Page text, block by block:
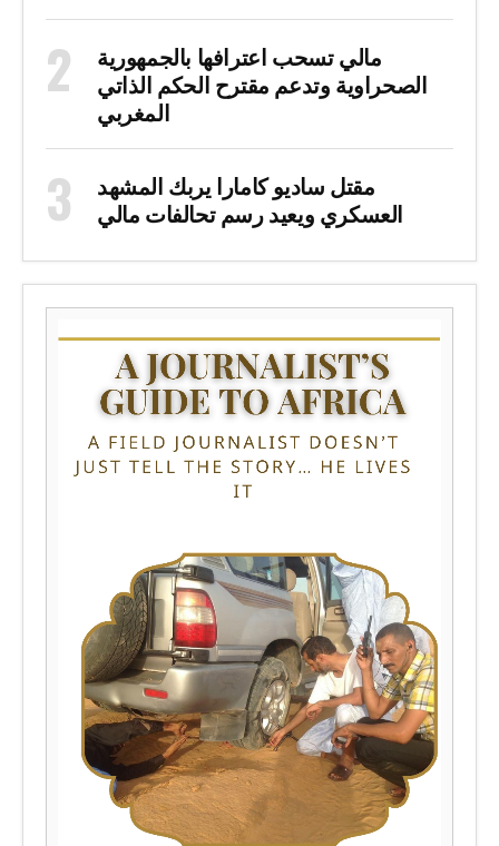
مالي تسحب اعترافها بالجمهورية
الصحراوية وتدعم مقترح الحكم الذاتي
المغربي
مقتل ساديو كامارا يربك المشهد
العسكري ويعيد رسم تحالفات مالي